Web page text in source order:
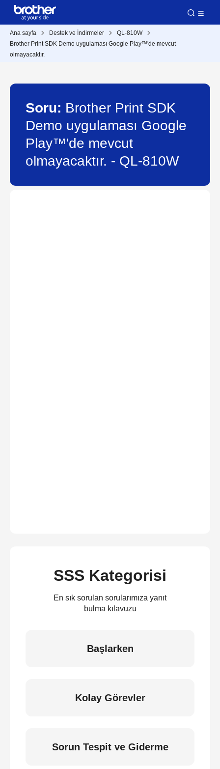
Ana sayfa Destek ve İndirmeler
QL-810W
Brother Print SDK Demo uygulaması Google Play™'de mevcut
olmayacaktır.
Soru: Brother Print SDK
Demo uygulaması Google
Play™'de mevcut
olmayacaktır. - QL-810W
SSS Kategorisi
En sık sorulan sorularımıza yanıt
bulma kılavuzu
Başlarken
Kolay Görevler
Sorun Tespit ve Giderme